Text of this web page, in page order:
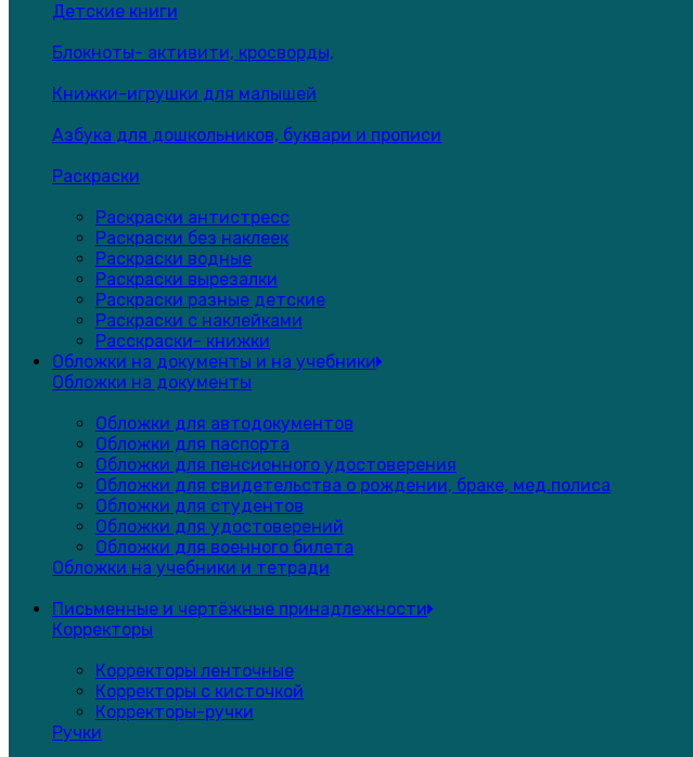
Детские книги
Блокноты- активити, кросворды,
Книжки-игрушки для малышей
Азбука для дошкольников, буквари и прописи
Раскраски
Раскраски антистресс
Раскраски без наклеек
Раскраски водные
Раскраски вырезалки
Раскраски разные детские
Раскраски с наклейками
Расскраски- книжки
Обложки на документы и на учебники
Обложки на документы
Обложки для автодокументов
Обложки для паспорта
Обложки для пенсионного удостоверения
Обложки для свидетельства о рождении, браке, мед.полиса
Обложки для студентов
Обложки для удостоверений
Обложки для военного билета
Обложки на учебники и тетради
Письменные и чертёжные принадлежности
Корректоры
Корректоры ленточные
Корректоры с кисточкой
Корректоры-ручки
Ручки